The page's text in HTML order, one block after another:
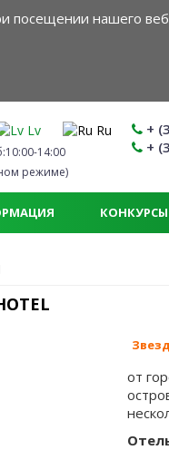
нашего
+
+
Lv Ru
14:00
режиме)
КОНКУРСЫ
от